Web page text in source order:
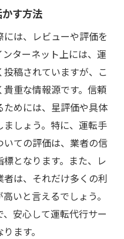
業者のメリット
業者のライセンス確
す業者の信頼性
のチェックポイント
方法
報の確認
した安心の確保
安全意識
与するユーザーの役
す方法
は、レビューや評価を
ターネット上には、運
稿されていますが、こ
重な情報源です。信頼
めには、星評価や具体
しょう。特に、運転手
ての評価は、業者の信
となります。また、レ
は、それだけ多くの利
いと言えるでしょう。
安心して運転代行サー
ます。